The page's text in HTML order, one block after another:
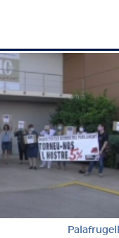
Palafrugell